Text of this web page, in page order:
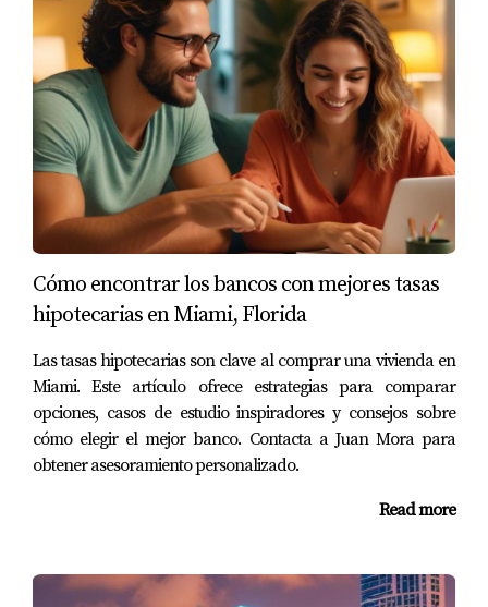
complicado debido a varias facturas impagas y
préstamos estudiantiles. Decidió buscar ayuda en una
organización local sin fines de lucro donde recibió
asesoramiento financiero gratuito. Con el tiempo, Ana
aprendió a gestionar sus gastos y estableció un plan para
pagar sus deudas. Hoy en día, su puntaje crediticio ha
aumentado significativamente, lo que le permitió obtener
una hipoteca para comprar su primera casa.
Caso 2: El Camino de Carlos
Carlos llegó a Miami con un puntaje crediticio muy bajo
cambiar su situación, se acercó a su banco local donde
participó en un programa educativo sobre manejo del
crédito. Aprendió sobre la importancia del uso
responsable del crédito y cómo mantener un saldo bajo
personal.
Cómo encontrar los bancos con mejores tasas
hipotecarias en Miami, Florida
Las tasas hipotecarias son clave al comprar una vivienda en
Miami. Este artículo ofrece estrategias para comparar
opciones, casos de estudio inspiradores y consejos sobre
cómo elegir el mejor banco. Contacta a Juan Mora para
obtener asesoramiento personalizado.
Read more